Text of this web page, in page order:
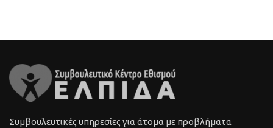
Συμβουλευτικές υπηρεσίες για άτομα με προβλήματα